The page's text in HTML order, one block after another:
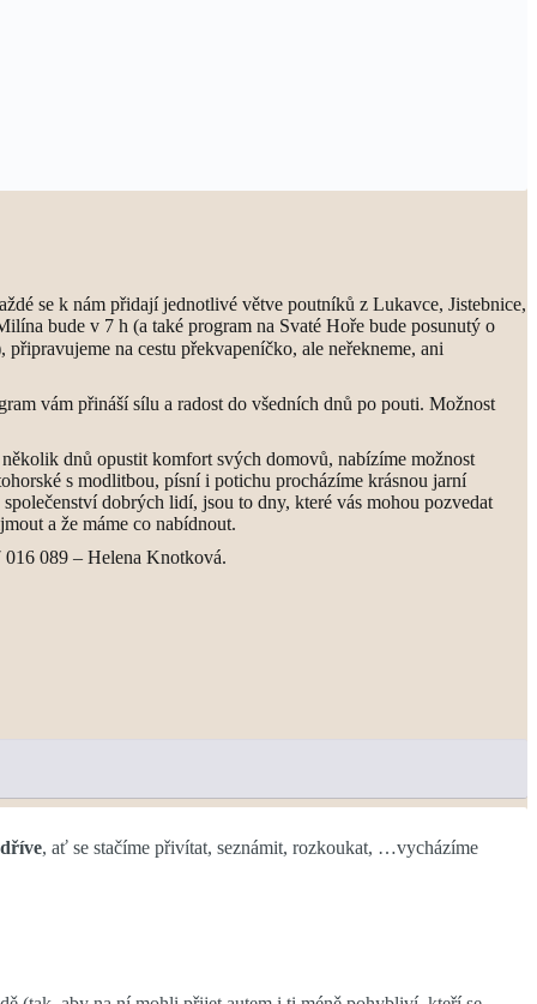
se k nám přidají jednotlivé větve poutníků z Lukavce, Jistebnice,
bude v 7 h (a také program na Svaté Hoře bude posunutý o
připravujeme na cestu překvapeníčko, ale neřekneme, ani
vám přináší sílu a radost do všedních dnů po pouti. Možnost
dnů opustit komfort svých domovů, nabízíme možnost
s modlitbou, písní i potichu procházíme krásnou jarní
dobrých lidí, jsou to dny, které vás mohou pozvedat
a že máme co nabídnout.
016 089 – Helena Knotková.
, ať se stačíme přivítat, seznámit, rozkoukat, …vycházíme